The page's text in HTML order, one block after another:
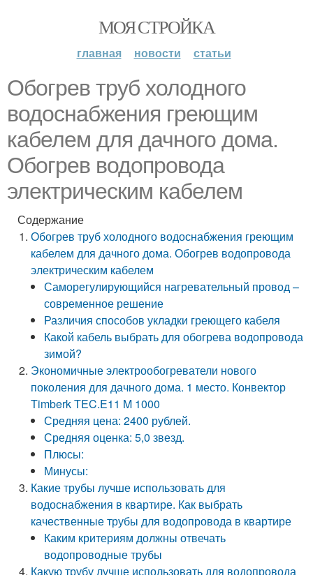
МОЯ СТРОЙКА
главная новости статьи
Обогрев труб холодного
водоснабжения греющим
кабелем для дачного дома.
Обогрев водопровода
электрическим кабелем
Содержание
Обогрев труб холодного водоснабжения греющим
кабелем для дачного дома. Обогрев водопровода
электрическим кабелем
Саморегулирующийся нагревательный провод –
современное решение
Различия способов укладки греющего кабеля
Какой кабель выбрать для обогрева водопровода
зимой?
Экономичные электрообогреватели нового
поколения для дачного дома. 1 место. Конвектор
Timberk TEC.E11 M 1000
Средняя цена: 2400 рублей.
Средняя оценка: 5,0 звезд.
Плюсы:
Минусы:
Какие трубы лучше использовать для
водоснабжения в квартире. Как выбрать
качественные трубы для водопровода в квартире
Каким критериям должны отвечать
водопроводные трубы
Какую трубу лучше использовать для водопровода